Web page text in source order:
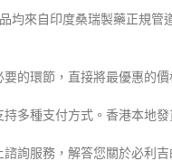
均來自印度桑瑞製藥正規
的環節，直接將最優惠的
多種支付方式。香港本地
詢服務，解答您關於必利